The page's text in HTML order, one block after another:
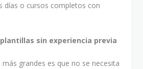
días o cursos completos con
sin experiencia previa
grandes es que no se necesita